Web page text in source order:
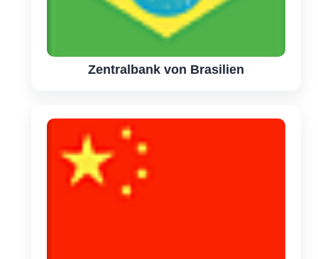
Zentralbank von Brasilien